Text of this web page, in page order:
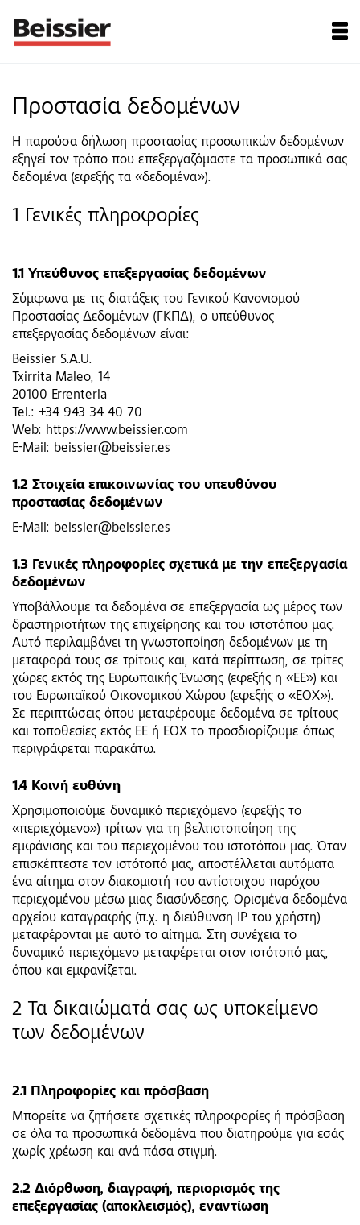
Προστασία δεδομένων
Η παρούσα δήλωση προστασίας προσωπικών δεδομένων
εξηγεί τον τρόπο που επεξεργαζόμαστε τα προσωπικά σας
δεδομένα (εφεξής τα «δεδομένα»).
1 Γενικές πληροφορίες
1.1 Υπεύθυνος επεξεργασίας δεδομένων
Σύμφωνα με τις διατάξεις του Γενικού Κανονισμού
Προστασίας Δεδομένων (ΓΚΠΔ), ο υπεύθυνος
επεξεργασίας δεδομένων είναι:
Beissier S.A.U.
Txirrita Maleo, 14
20100 Errenteria
Tel.: +34 943 34 40 70
Web: https://www.beissier.com
E-Mail: beissier@beissier.es
1.2 Στοιχεία επικοινωνίας του υπευθύνου
προστασίας δεδομένων
E-Mail: beissier@beissier.es
1.3 Γενικές πληροφορίες σχετικά με την επεξεργασία
δεδομένων
Υποβάλλουμε τα δεδομένα σε επεξεργασία ως μέρος των
δραστηριοτήτων της επιχείρησης και του ιστοτόπου μας.
Αυτό περιλαμβάνει τη γνωστοποίηση δεδομένων με τη
μεταφορά τους σε τρίτους και, κατά περίπτωση, σε τρίτες
χώρες εκτός της Ευρωπαϊκής Ένωσης (εφεξής η «ΕΕ») και
του Ευρωπαϊκού Οικονομικού Χώρου (εφεξής ο «ΕΟΧ»).
Σε περιπτώσεις όπου μεταφέρουμε δεδομένα σε τρίτους
και τοποθεσίες εκτός ΕΕ ή ΕΟΧ το προσδιορίζουμε όπως
περιγράφεται παρακάτω.
1.4 Κοινή ευθύνη
Χρησιμοποιούμε δυναμικό περιεχόμενο (εφεξής το
«περιεχόμενο») τρίτων για τη βελτιστοποίηση της
εμφάνισης και του περιεχομένου του ιστοτόπου μας. Όταν
επισκέπτεστε τον ιστότοπό μας, αποστέλλεται αυτόματα
ένα αίτημα στον διακομιστή του αντίστοιχου παρόχου
περιεχομένου μέσω μιας διασύνδεσης. Ορισμένα δεδομένα
αρχείου καταγραφής (π.χ. η διεύθυνση IP του χρήστη)
μεταφέρονται με αυτό το αίτημα. Στη συνέχεια το
δυναμικό περιεχόμενο μεταφέρεται στον ιστότοπό μας,
όπου και εμφανίζεται.
2 Τα δικαιώματά σας ως υποκείμενο
των δεδομένων
2.1 Πληροφορίες και πρόσβαση
Μπορείτε να ζητήσετε σχετικές πληροφορίες ή πρόσβαση
σε όλα τα προσωπικά δεδομένα που διατηρούμε για εσάς
χωρίς χρέωση και ανά πάσα στιγμή.
2.2 Διόρθωση, διαγραφή, περιορισμός της
επεξεργασίας (αποκλεισμός), εναντίωση